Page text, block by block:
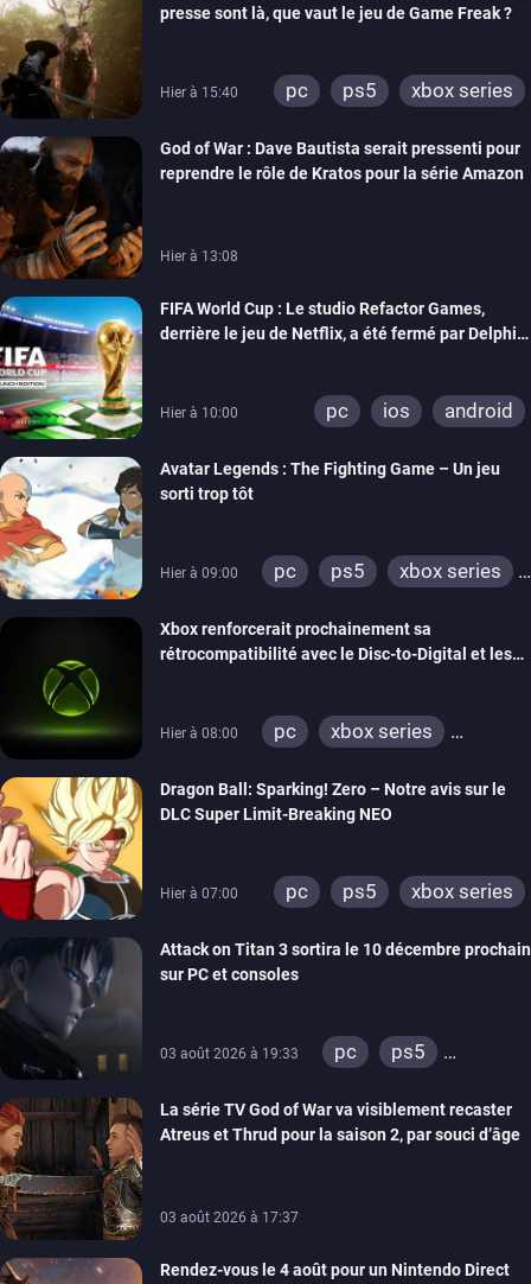
presse sont là, que vaut le jeu de Game Freak ?
Hier à 15:40 pc ps5 xbox series
God of War : Dave Bautista serait pressenti pour
reprendre le rôle de Kratos pour la série Amazon
Hier à 13:08
FIFA World Cup : Le studio Refactor Games,
derrière le jeu de Netflix, a été fermé par Delphi
Hier à 10:00 pc ios android
Avatar Legends : The Fighting Game – Un jeu
sorti trop tôt
Hier à 09:00 pc ps5
xbox series
Xbox renforcerait prochainement sa
rétrocompatibilité avec le Disc-to-Digital et les
Hier à 08:00 pc
xbox series
Dragon Ball: Sparking! Zero – Notre avis sur le
DLC Super Limit-Breaking NEO
Hier à 07:00 pc ps5 xbox series
Attack on Titan 3 sortira le 10 décembre prochain
sur PC et consoles
03 août 2026 à 19:33 pc
ps5
switch 2
La série TV God of War va visiblement recaster
Atreus et Thrud pour la saison 2, par souci d’âge
03 août 2026 à 17:37
Rendez-vous le 4 août pour un Nintendo Direct